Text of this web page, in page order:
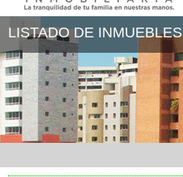
LISTADO DE INMUEBLES